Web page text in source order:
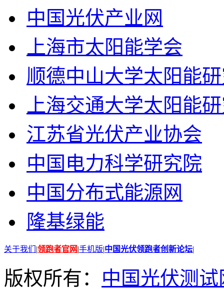
中国光伏产业网
上海市太阳能学会
顺德中山大学太阳能
上海交通大学太阳能
江苏省光伏产业协会
中国电力科学研究院
中国分布式能源网
隆基绿能
关于我们 |领跑者官网|手机版|中国光伏领跑者创新论坛|
版权所有： 中国光伏测试